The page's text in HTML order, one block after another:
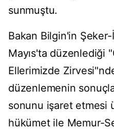
sunmuştu.
Bakan Bilgin'in Şeker-
Mayıs'ta düzenlediği
Ellerimizde
düzenlemenin
sonunu işaret etmesi
hükümet ile Memur-